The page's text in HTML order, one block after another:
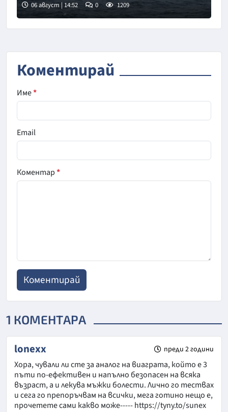
Снимка: БНТ
06 август | 14:52 0 1209
Коментирай
Име*
Email
Коментар*
1 КОМЕНТАРА
lonexx
преди 2 години
Хора, чували ли сте за аналог на виаграта, който е 3
пъти по-ефективен и напълно безопасен на всяка
възраст, а и лекува мъжки болести. Лично го тествах
и сега го препоръчвам на всички, мега готино нещо е,
прочетете сами какво може----- https://tyny.to/sunex